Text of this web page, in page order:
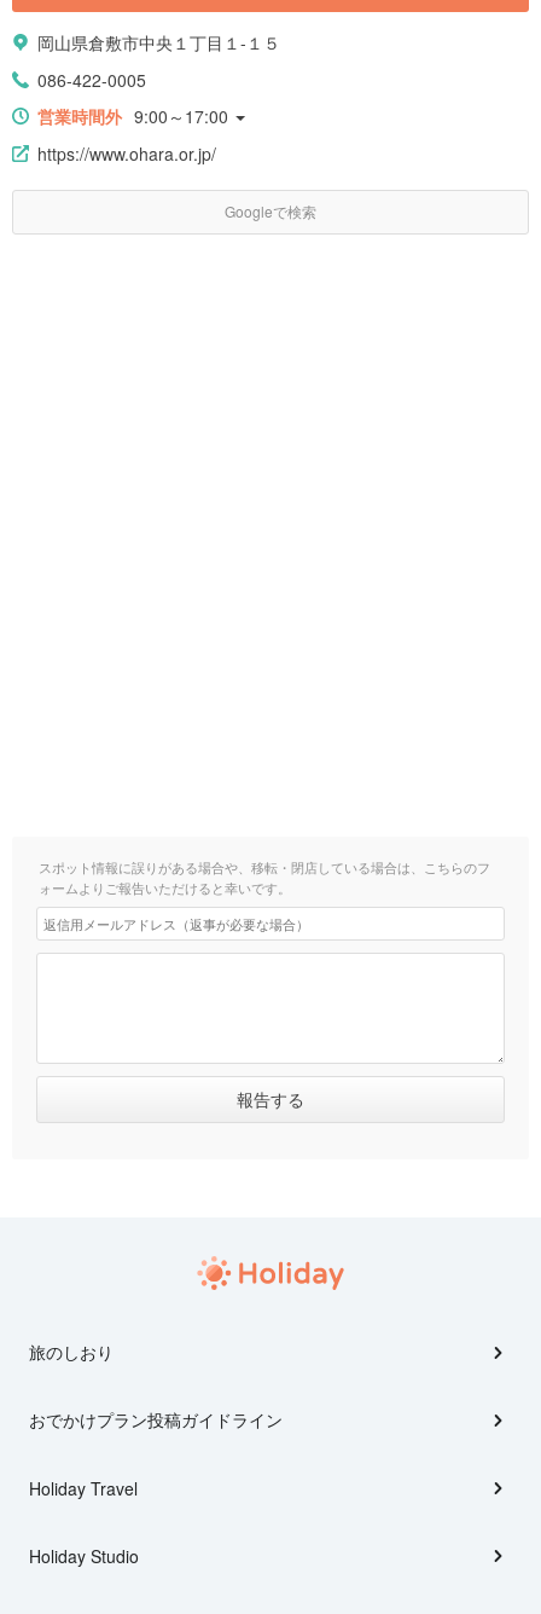
岡山県倉敷市中央１丁目１-１５
086-422-0005
営業時間外 9:00～17:00
https://www.ohara.or.jp/
Googleで検索
スポット情報に誤りがある場合や、移転・閉店している場合は、こちらのフ
ォームよりご報告いただけると幸いです。
旅のしおり
おでかけプラン投稿ガイドライン
Holiday Travel
Holiday Studio